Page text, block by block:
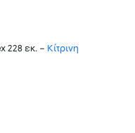
228 εκ. – Κίτρινη